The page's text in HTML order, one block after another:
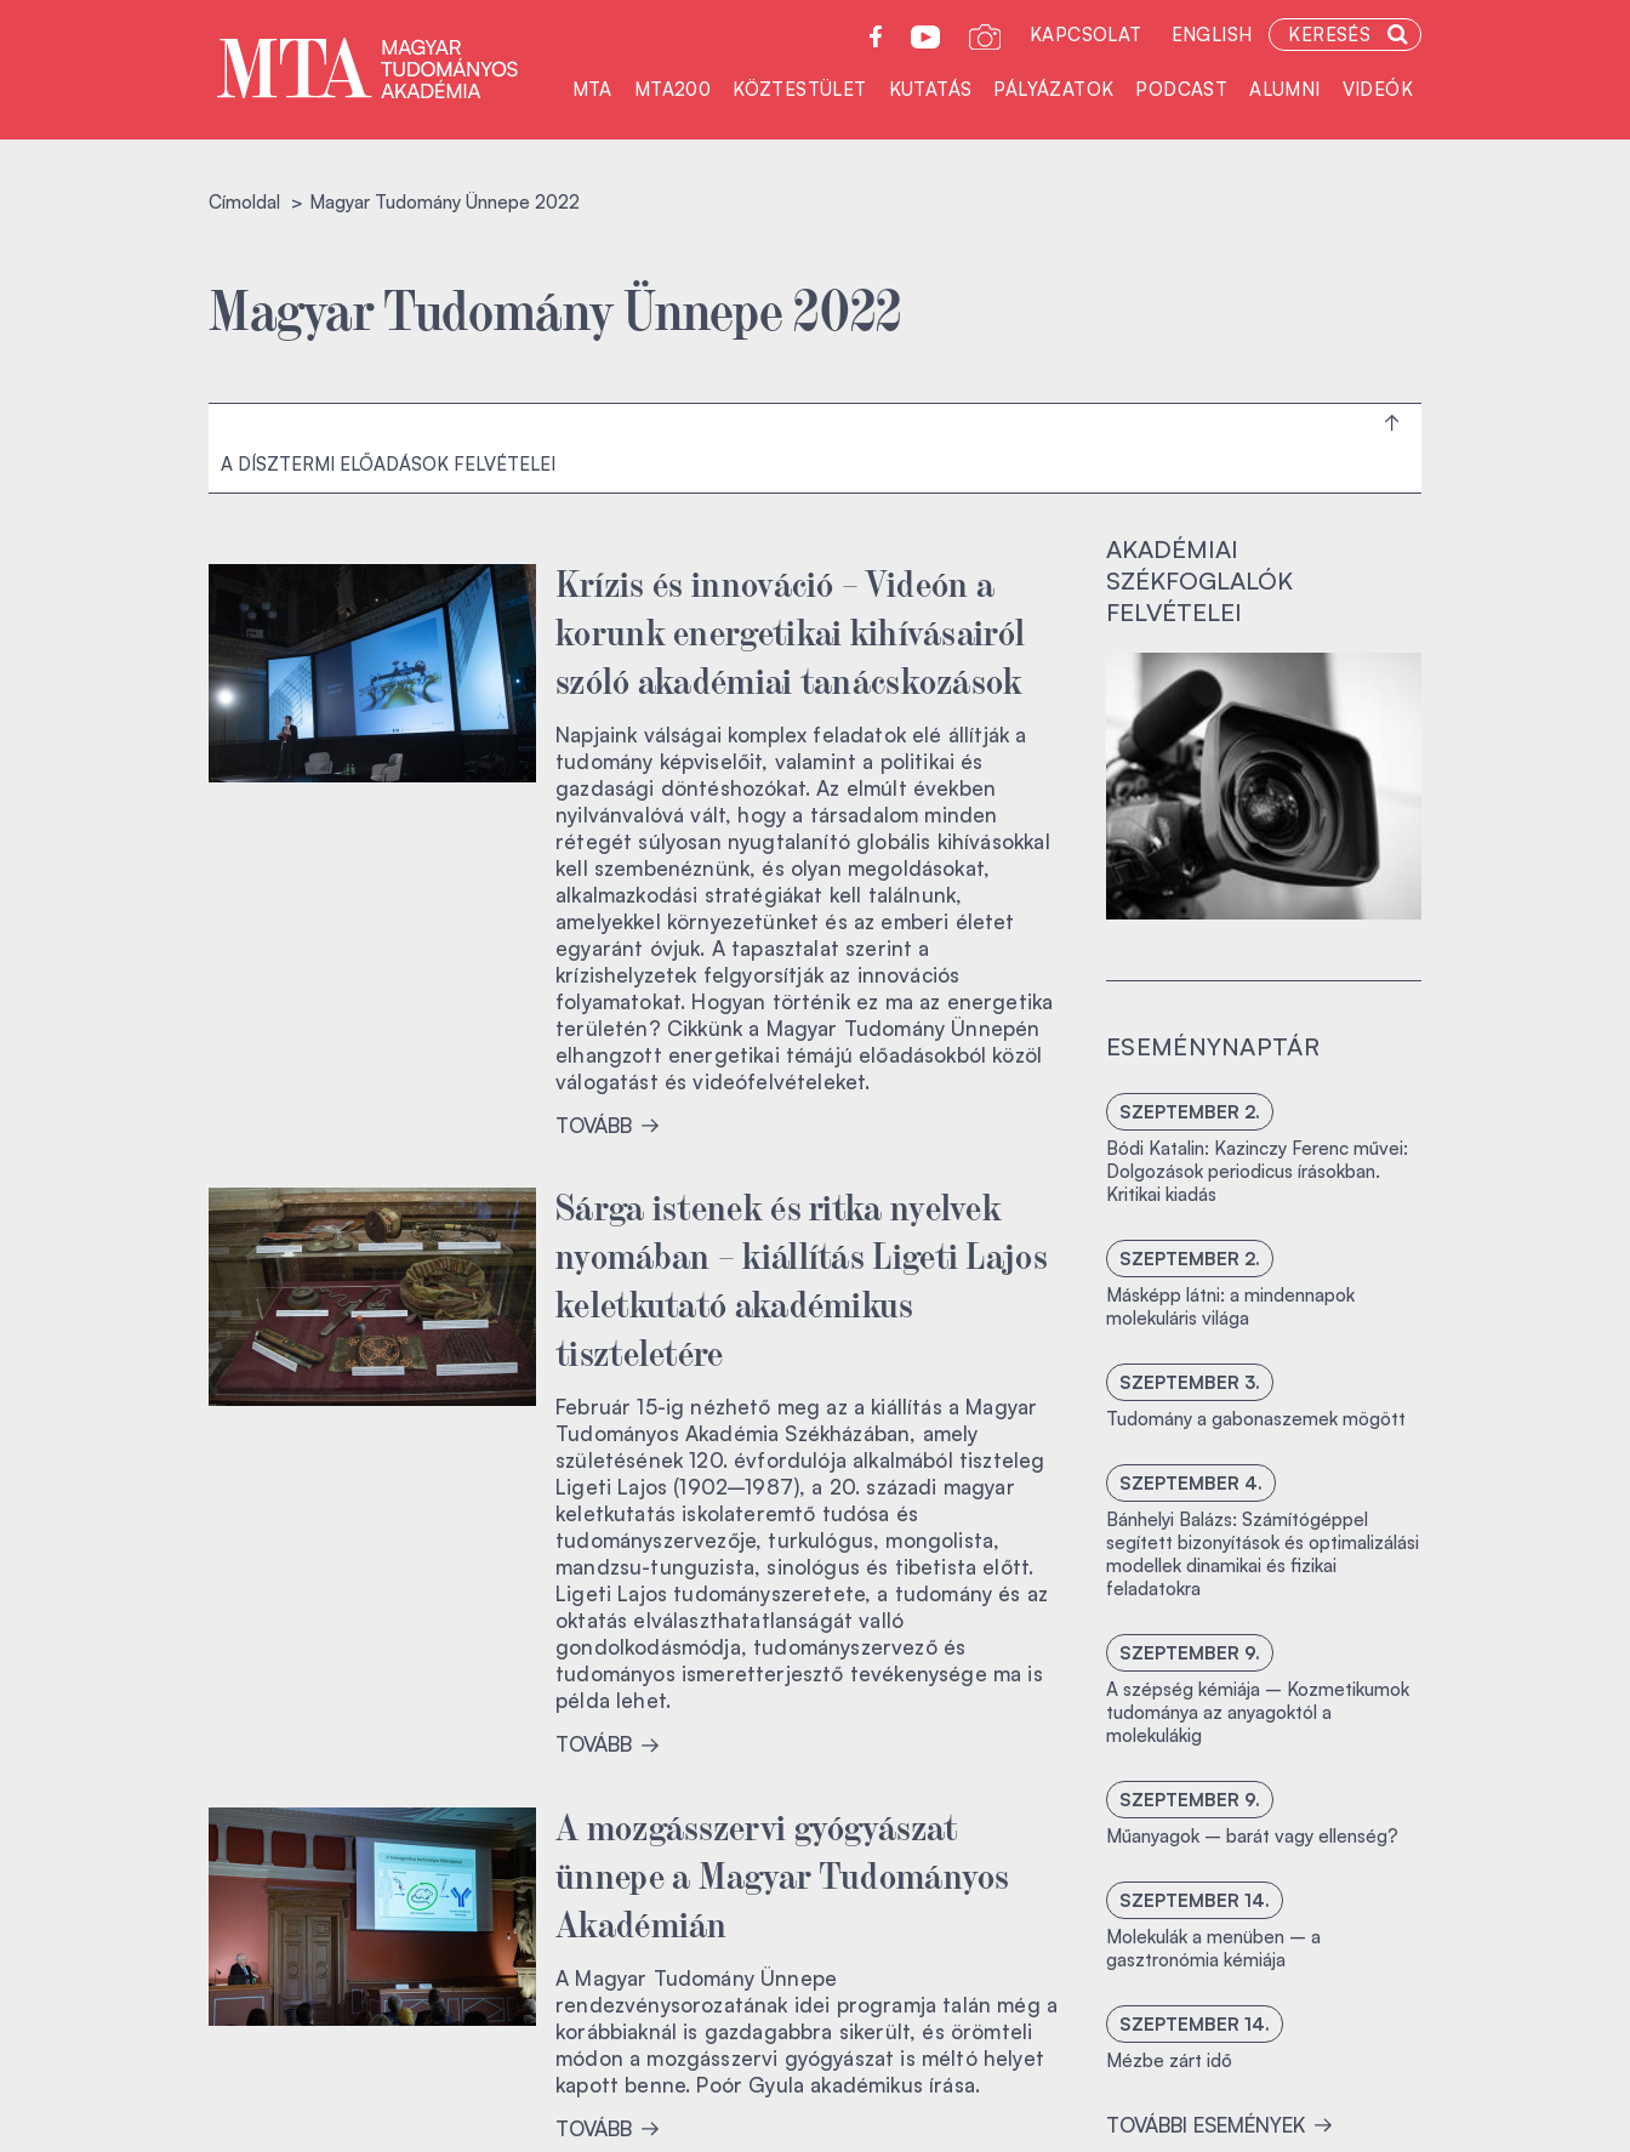
KAPCSOLAT ENGLISH KERESÉS
MTA MTA200 KÖZTESTÜLET KUTATÁS PÁLYÁZATOK PODCAST ALUMNI VIDEÓK
Címoldal Magyar Tudomány Ünnepe 2022
Magyar Tudomány Ünnepe 2022
A DÍSZTERMI ELŐADÁSOK FELVÉTELEI
Krízis és innováció – Videón a
korunk energetikai kihívásairól
szóló akadémiai tanácskozások
Napjaink válságai komplex feladatok elé állítják a
tudomány képviselőit, valamint a politikai és
gazdasági döntéshozókat. Az elmúlt években
nyilvánvalóvá vált, hogy a társadalom minden
rétegét súlyosan nyugtalanító globális kihívásokkal
kell szembenéznünk, és olyan megoldásokat,
alkalmazkodási stratégiákat kell találnunk,
amelyekkel környezetünket és az emberi életet
egyaránt óvjuk. A tapasztalat szerint a
krízishelyzetek felgyorsítják az innovációs
folyamatokat. Hogyan történik ez ma az energetika
területén? Cikkünk a Magyar Tudomány Ünnepén
elhangzott energetikai témájú előadásokból közöl
válogatást és videófelvételeket.
TOVÁBB
Sárga istenek és ritka nyelvek
nyomában – kiállítás Ligeti Lajos
keletkutató akadémikus
tiszteletére
Február 15-ig nézhető meg az a kiállítás a Magyar
Tudományos Akadémia Székházában, amely
születésének 120. évfordulója alkalmából tiszteleg
Ligeti Lajos (1902–1987), a 20. századi magyar
keletkutatás iskolateremtő tudósa és
tudományszervezője, turkulógus, mongolista,
mandzsu-tunguzista, sinológus és tibetista előtt.
Ligeti Lajos tudományszeretete, a tudomány és az
oktatás elválaszthatatlanságát valló
gondolkodásmódja, tudományszervező és
tudományos ismeretterjesztő tevékenysége ma is
példa lehet.
TOVÁBB
A mozgásszervi gyógyászat
ünnepe a Magyar Tudományos
Akadémián
A Magyar Tudomány Ünnepe
rendezvénysorozatának idei programja talán még a
korábbiaknál is gazdagabbra sikerült, és örömteli
módon a mozgásszervi gyógyászat is méltó helyet
kapott benne. Poór Gyula akadémikus írása.
TOVÁBB
AKADÉMIAI
SZÉKFOGLALÓK
FELVÉTELEI
ESEMÉNYNAPTÁR
SZEPTEMBER 2.
Bódi Katalin: Kazinczy Ferenc művei:
Dolgozások periodicus írásokban.
Kritikai kiadás
SZEPTEMBER 2.
Másképp látni: a mindennapok
molekuláris világa
SZEPTEMBER 3.
Tudomány a gabonaszemek mögött
SZEPTEMBER 4.
Bánhelyi Balázs: Számítógéppel
segített bizonyítások és optimalizálási
modellek dinamikai és fizikai
feladatokra
SZEPTEMBER 9.
A szépség kémiája – Kozmetikumok
tudománya az anyagoktól a
molekulákig
SZEPTEMBER 9.
Műanyagok – barát vagy ellenség?
SZEPTEMBER 14.
Molekulák a menüben – a
gasztronómia kémiája
SZEPTEMBER 14.
Mézbe zárt idő
TOVÁBBI ESEMÉNYEK